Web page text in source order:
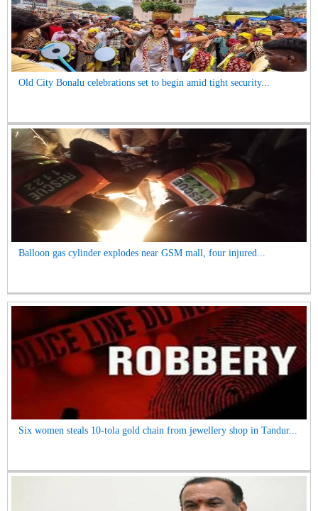
Old City Bonalu celebrations set to begin amid tight security...
Balloon gas cylinder explodes near GSM mall, four injured...
Six women steals 10-tola gold chain from jewellery shop in Tandur...